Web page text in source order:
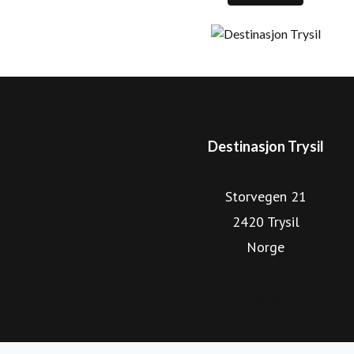
kommersielle gjestedøgnene i Trysil kommer fra
Destinasjon Trysil
Storvegen 21
2420 Trysil
Norge